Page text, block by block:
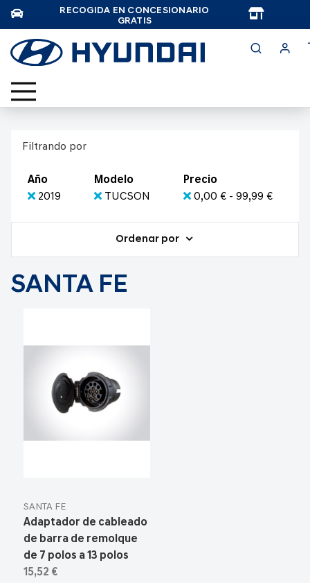
RECOGIDA EN CONCESIONARIO
GRATIS
Filtrando por
Año
2019
Modelo
TUCSON
Precio
0,00 € - 99,99 €
Ordenar por
SANTA FE
SANTA FE
Adaptador de cableado
de barra de remolque
de 7 polos a 13 polos
15,52 €